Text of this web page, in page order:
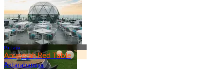
Pattaya
Anugerah Red Table
Antarabangsa